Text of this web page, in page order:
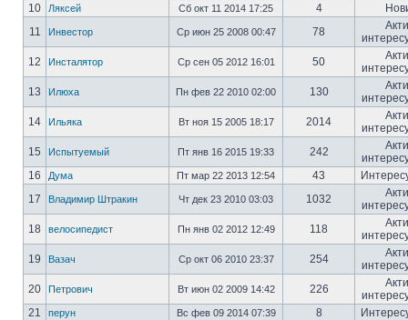
10
Ляксей Сб окт 11 2014 17:25 4
11
Инвестор Ср июн 25 2008 00:47 78
12
Инсталятор Ср сен 05 2012 16:01 50
13
Илюха Пн фев 22 2010 02:00 130
14
Ильяка Вт ноя 15 2005 18:17 2014
15
Испытуемый Пт янв 16 2015 19:33 242
16
Дума Пт мар 22 2013 12:54 43
17
Владимир Штракин Чт дек 23 2010 03:03 1032
18
велосипедист Пн янв 02 2012 12:49 118
19
Вазач Ср окт 06 2010 23:37 254
20
Петрович Вт июн 02 2009 14:42 226
21
перун Вс фев 09 2014 07:39 8